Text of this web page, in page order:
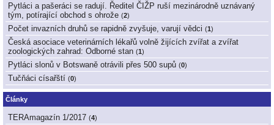
Pytláci a pašeráci se radují. Ředitel ČIŽP ruší mezinárodně uznávaný
tým, potírající obchod s ohrože (2)
Počet invazních druhů se rapidně zvyšuje, varují vědci (1)
Česká asociace veterinárních lékařů volně žijících zvířat a zvířat
zoologických zahrad: Odborné stan (1)
Pytláci slonů v Botswaně otrávili přes 500 supů (0)
Tučňáci císařští (0)
Články
TERAmagazín 1/2017 (4)